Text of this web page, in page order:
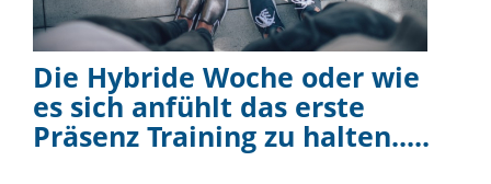
Die Hybride Woche oder wie
es sich anfühlt das erste
Präsenz Training zu halten.....